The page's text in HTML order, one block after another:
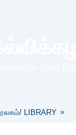
LIBRARY »